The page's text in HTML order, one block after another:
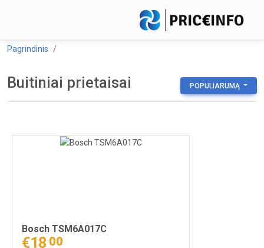
Pagrindinis
Buitiniai prietaisai POPULIARUMĄ
Bosch TSM6A017C
€18 00